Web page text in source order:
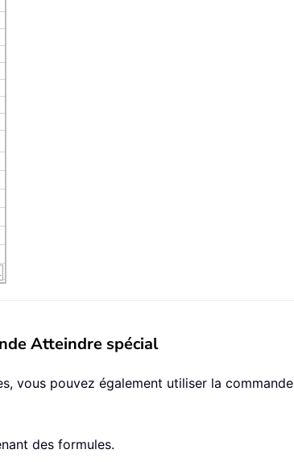
Atteindre spécial
vous pouvez également utiliser la commande
des formules.